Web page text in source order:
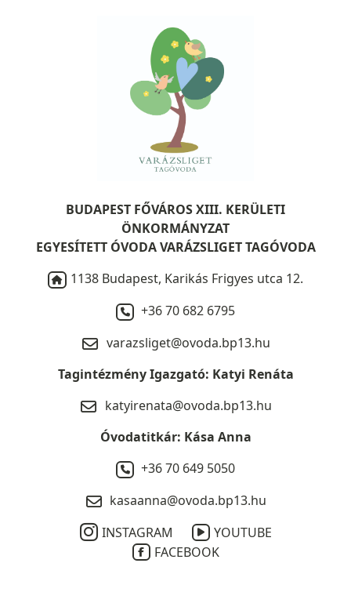
BUDAPEST FŐVÁROS XIII. KERÜLETI
ÖNKORMÁNYZAT
EGYESÍTETT ÓVODA VARÁZSLIGET TAGÓVODA
1138 Budapest, Karikás Frigyes utca 12.
+36 70 682 6795
varazsliget@ovoda.bp13.hu
Tagintézmény Igazgató: Katyi Renáta
katyirenata@ovoda.bp13.hu
Óvodatitkár: Kása Anna
+36 70 649 5050
kasaanna@ovoda.bp13.hu
INSTAGRAM
YOUTUBE
FACEBOOK